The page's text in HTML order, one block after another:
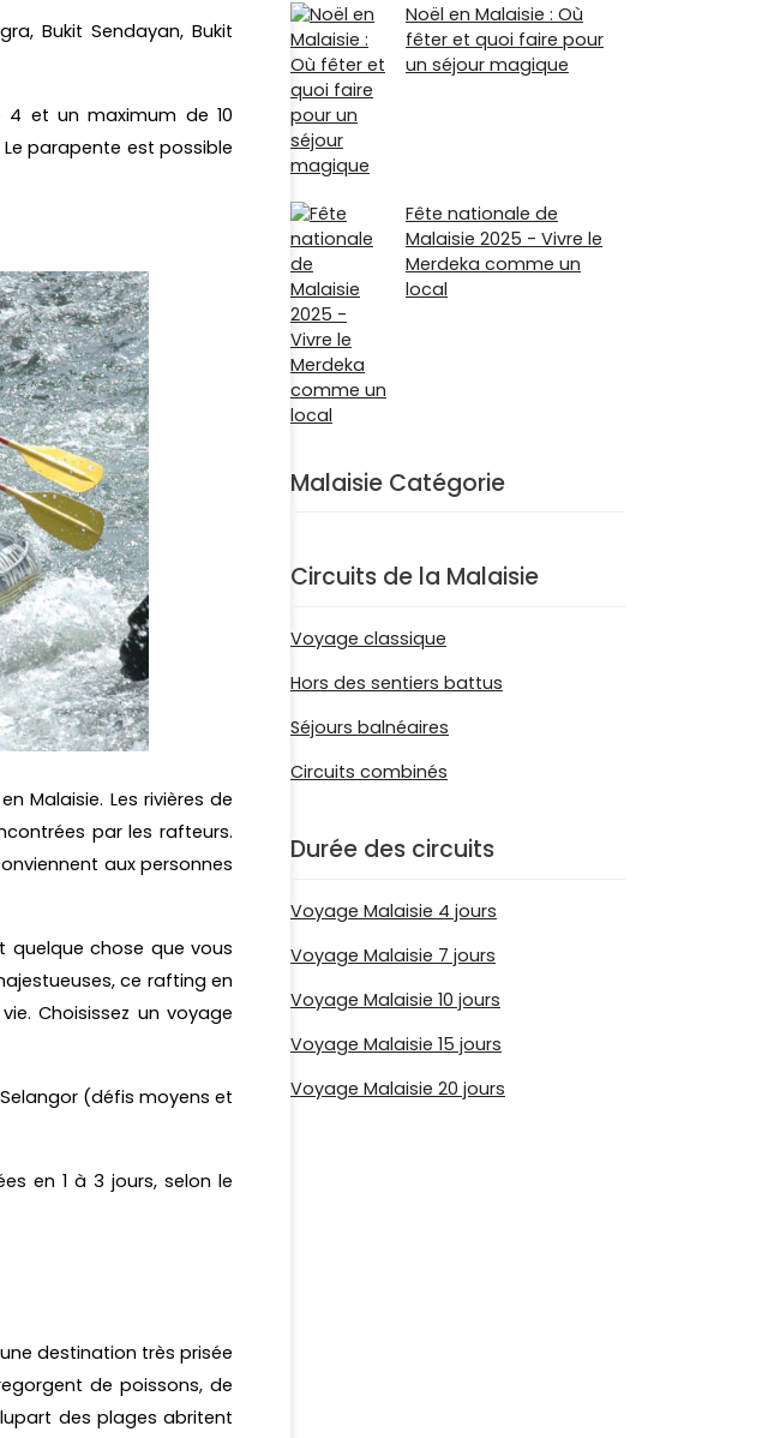
Bukit Sendayan, Bukit
et un maximum de 10
parapente est possible
Malaisie. Les rivières de
par les rafteurs.
aux personnes
quelque chose que vous
ce rafting en
Choisissez un voyage
(défis moyens et
en 1 à 3 jours, selon le
destination très prisée
de poissons, de
des plages abritent
Noël en Malaisie : Où
fêter et quoi faire pour
un séjour magique
Fête nationale de
Malaisie 2025 - Vivre le
Merdeka comme un
local
Malaisie Catégorie
Circuits de la Malaisie
Voyage classique
Hors des sentiers battus
Séjours balnéaires
Circuits combinés
Durée des circuits
Voyage Malaisie 4 jours
Voyage Malaisie 7 jours
Voyage Malaisie 10 jours
Voyage Malaisie 15 jours
Voyage Malaisie 20 jours